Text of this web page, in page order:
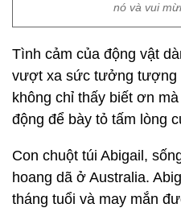
nó và vui
Tình cảm của động vật
vượt xa sức tưởng tượng
không chỉ thấy biết ơn
động để bày tỏ tấm lòng
Con chuột túi Abigail,
hoang dã ở Australia.
tháng tuổi và may mắn